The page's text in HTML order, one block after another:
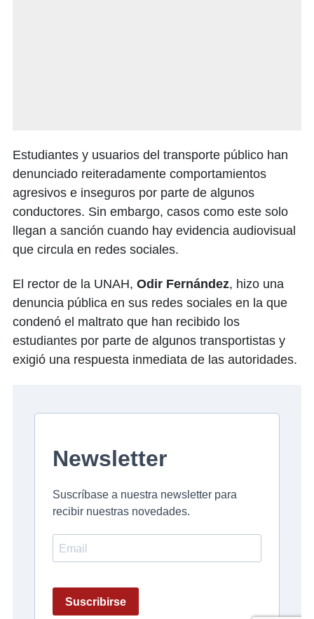
Estudiantes y usuarios del transporte público han
denunciado reiteradamente comportamientos
agresivos e inseguros por parte de algunos
conductores. Sin embargo, casos como este solo
llegan a sanción cuando hay evidencia audiovisual
que circula en redes sociales.
El rector de la UNAH, Odir Fernández, hizo una
denuncia pública en sus redes sociales en la que
condenó el maltrato que han recibido los
estudiantes por parte de algunos transportistas y
exigió una respuesta inmediata de las autoridades.